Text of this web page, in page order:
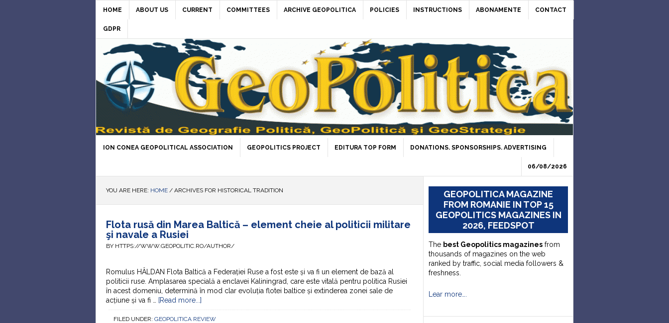
HOME ABOUT US CURRENT COMMITTEES ARCHIVE GEOPOLITICA POLICIES INSTRUCTIONS ABONAMENTE CONTACT
GDPR
ION CONEA GEOPOLITICAL ASSOCIATION GEOPOLITICS PROJECT EDITURA TOP FORM DONATIONS. SPONSORSHIPS. ADVERTISING
06/08/2026
YOU ARE HERE: HOME / ARCHIVES FOR HISTORICAL TRADITION
Flota rusă din Marea Baltică – element cheie al politicii militare
şi navale a Rusiei
BY HTTPS://WWW.GEOPOLITIC.RO/AUTHOR/
Romulus HÂLDAN Flota Baltică a Federației Ruse a fost este și va fi un element de bază al
politicii ruse. Amplasarea specială a enclavei Kaliningrad, care este vitală pentru politica Rusiei
în acest domeniu, determină în mod clar evoluția flotei baltice și extinderea zonei sale de
acțiune și va fi …
[Read more...]
FILED UNDER: GEOPOLITICA REVIEW
GEOPOLITICA MAGAZINE
FROM ROMANIE IN TOP 15
GEOPOLITICS MAGAZINES IN
2026, FEEDSPOT
The best Geopolitics magazines from
thousands of magazines on the web
ranked by traffic, social media followers &
freshness.
Lear more….